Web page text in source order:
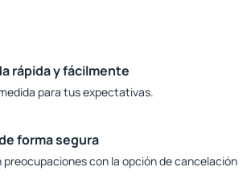
rápida y fácilmente
para tus expectativas.
forma segura
preocupaciones con la opción de cancelación